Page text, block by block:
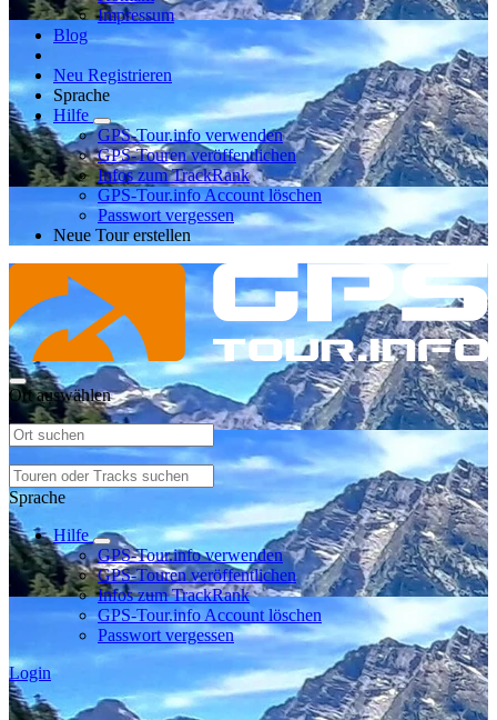
Impressum
Blog
Neu Registrieren
Sprache
Hilfe
GPS-Tour.info verwenden
GPS-Touren veröffentlichen
Infos zum TrackRank
GPS-Tour.info Account löschen
Passwort vergessen
Neue Tour erstellen
Ort auswählen
Sprache
Hilfe
GPS-Tour.info verwenden
GPS-Touren veröffentlichen
Infos zum TrackRank
GPS-Tour.info Account löschen
Passwort vergessen
Login